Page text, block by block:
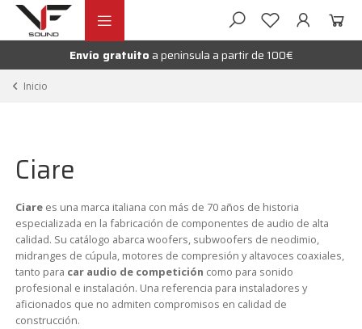
Ir
navegación
Ir
contenidoEnvío gratuito a peninsula a partir de 100€
Inicio
Ciare
Ciare es una marca italiana con más de 70 años de historia
especializada en la fabricación de componentes de audio de alta
calidad. Su catálogo abarca woofers, subwoofers de neodimio,
midranges de cúpula, motores de compresión y altavoces coaxiales,
tanto para car audio de competición como para sonido
profesional e instalación. Una referencia para instaladores y
aficionados que no admiten compromisos en calidad de
construcción.